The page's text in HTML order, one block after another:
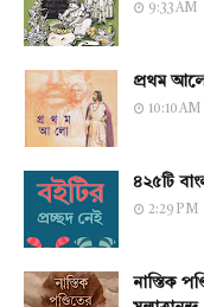
9:33 AM
প্রথম আলো
10:10 AM
৪২৫টি
2:29 PM
নাস্তিক